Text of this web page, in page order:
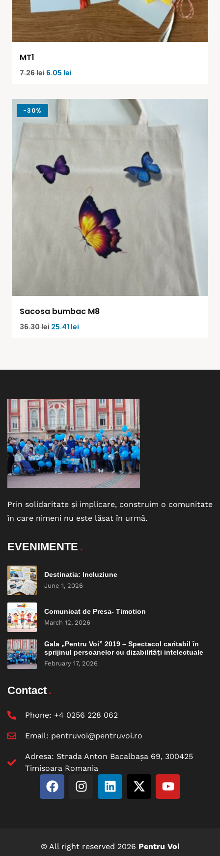
MT1
7.26lei 6.05 lei
-30%
Sacosa bumbac M8
36.30lei 25.41 lei
Prin solidaritate și implicare, construim o comunitate
în care nimeni nu este lăsat în urmă.
EVENIMENTE
Destinatia: Incluziune
June 1, 2026
Comunicat de Presa- Timotion
March 12, 2026
Gala „Pentru Voi” 2019 – Spectacol caritabil în
sprijinul persoanelor cu dizabilități intelectuale
February 17, 2026
Contact
Phone: +4 0256 228 062
Email: pentruvoi@pentruvoi.ro
Adresa: Strada Anton Bacalbașa 69, 300425
Timisoara Romania
© All right reserved 2026 Pentru Voi